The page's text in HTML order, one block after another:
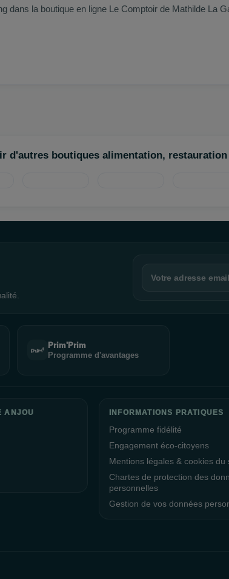
la boutique en ligne Le Comptoir de Mathilde La
d'autres boutiques alimentation, restauration
Prim'Prim
Programme d'avantages
ANJOU INFORMATIONS PRATIQUES
Programme fidélité
Engagement éco-citoyens
Mentions légales & cookies du
Chartes de protection des
personnelles
Gestion de vos données